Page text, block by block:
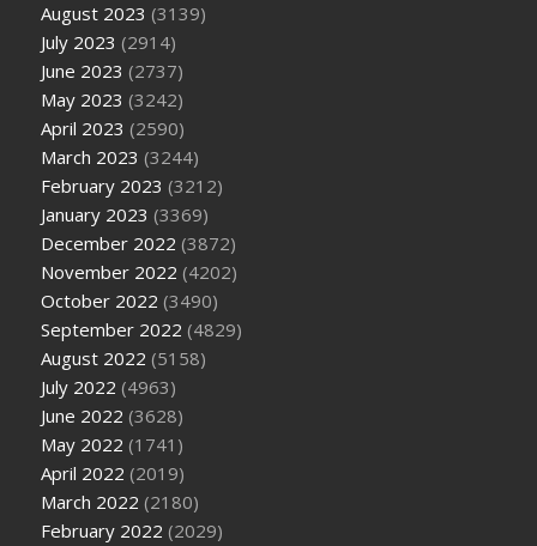
August 2023 (3139)
July 2023 (2914)
June 2023 (2737)
May 2023 (3242)
April 2023 (2590)
March 2023 (3244)
February 2023 (3212)
January 2023 (3369)
December 2022 (3872)
November 2022 (4202)
October 2022 (3490)
September 2022 (4829)
August 2022 (5158)
July 2022 (4963)
June 2022 (3628)
May 2022 (1741)
April 2022 (2019)
March 2022 (2180)
February 2022 (2029)